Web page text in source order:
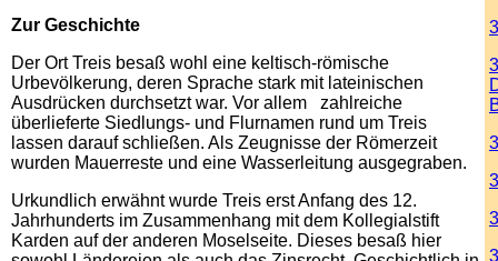
Zur Geschichte
Der Ort Treis besaß wohl eine keltisch-römische
Urbevölkerung, deren Sprache stark mit lateinischen
Ausdrücken durchsetzt war. Vor allem zahlreiche
überlieferte Siedlungs- und Flurnamen rund um Treis
lassen darauf schließen. Als Zeugnisse der Römerzeit
wurden Mauerreste und eine Wasserleitung ausgegraben.
Urkundlich erwähnt wurde Treis erst Anfang des 12.
Jahrhunderts im Zusammenhang mit dem Kollegialstift
Karden auf der anderen Moselseite. Dieses besaß hier